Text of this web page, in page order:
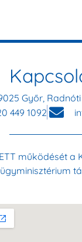
Győr, Radnóti
449 1092
működését a